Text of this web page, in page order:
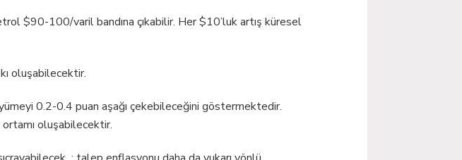
$90-100/varil bandına çıkabilir. Her $10’luk artış küresel
oluşabilecektir.
0.2-0.4 puan aşağı çekebileceğini göstermektedir.
oluşabilecektir.